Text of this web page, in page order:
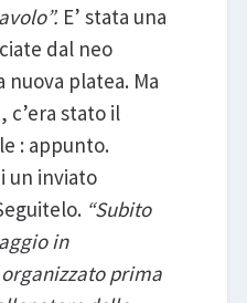
E’ stata una
dal neo
nuova platea. Ma
c’era stato il
: appunto.
un inviato
“Subito
in
prima